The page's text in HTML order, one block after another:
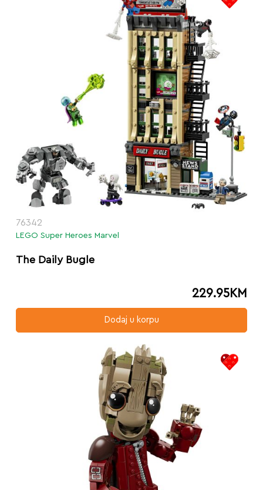
76342
LEGO Super Heroes Marvel
The Daily Bugle
229.95KM
Dodaj u korpu